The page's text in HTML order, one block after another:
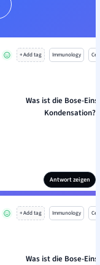
+ Add tag Immunology
Was ist die Bose-
Kondensation?
Antwort zeigen
+ Add tag Immunology
Was ist die Bose-